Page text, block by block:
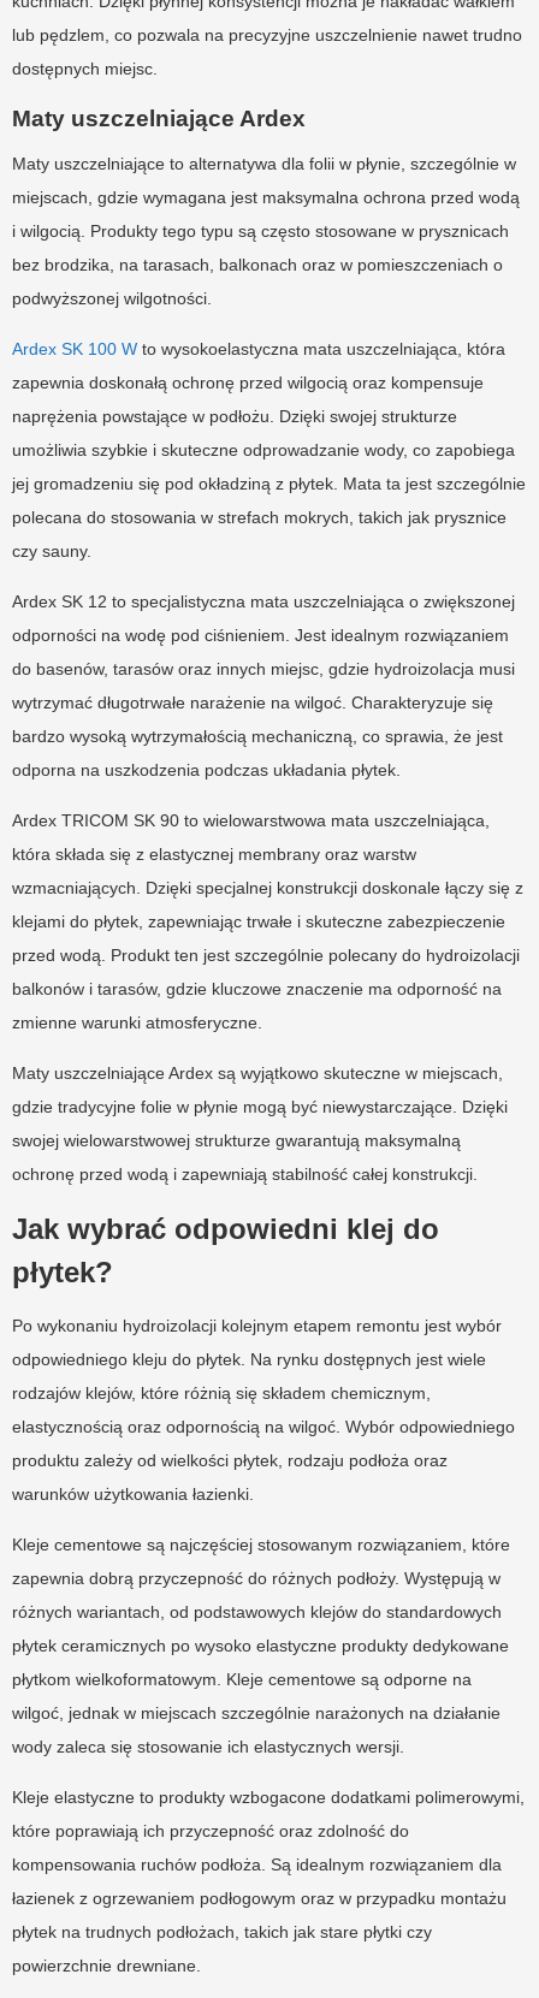
lub pędzlem, co pozwala na precyzyjne uszczelnienie nawet trudno
dostępnych miejsc.
Maty uszczelniające Ardex
Maty uszczelniające to alternatywa dla folii w płynie, szczególnie w
miejscach, gdzie wymagana jest maksymalna ochrona przed wodą
i wilgocią. Produkty tego typu są często stosowane w prysznicach
bez brodzika, na tarasach, balkonach oraz w pomieszczeniach o
podwyższonej wilgotności.
Ardex SK 100 W to wysokoelastyczna mata uszczelniająca, która
zapewnia doskonałą ochronę przed wilgocią oraz kompensuje
naprężenia powstające w podłożu. Dzięki swojej strukturze
umożliwia szybkie i skuteczne odprowadzanie wody, co zapobiega
jej gromadzeniu się pod okładziną z płytek. Mata ta jest szczególnie
polecana do stosowania w strefach mokrych, takich jak prysznice
czy sauny.
Ardex SK 12 to specjalistyczna mata uszczelniająca o zwiększonej
odporności na wodę pod ciśnieniem. Jest idealnym rozwiązaniem
do basenów, tarasów oraz innych miejsc, gdzie hydroizolacja musi
wytrzymać długotrwałe narażenie na wilgoć. Charakteryzuje się
bardzo wysoką wytrzymałością mechaniczną, co sprawia, że jest
odporna na uszkodzenia podczas układania płytek.
Ardex TRICOM SK 90 to wielowarstwowa mata uszczelniająca,
która składa się z elastycznej membrany oraz warstw
wzmacniających. Dzięki specjalnej konstrukcji doskonale łączy się z
klejami do płytek, zapewniając trwałe i skuteczne zabezpieczenie
przed wodą. Produkt ten jest szczególnie polecany do hydroizolacji
balkonów i tarasów, gdzie kluczowe znaczenie ma odporność na
zmienne warunki atmosferyczne.
Maty uszczelniające Ardex są wyjątkowo skuteczne w miejscach,
gdzie tradycyjne folie w płynie mogą być niewystarczające. Dzięki
swojej wielowarstwowej strukturze gwarantują maksymalną
ochronę przed wodą i zapewniają stabilność całej konstrukcji.
Jak wybrać odpowiedni klej do
płytek?
Po wykonaniu hydroizolacji kolejnym etapem remontu jest wybór
odpowiedniego kleju do płytek. Na rynku dostępnych jest wiele
rodzajów klejów, które różnią się składem chemicznym,
elastycznością oraz odpornością na wilgoć. Wybór odpowiedniego
produktu zależy od wielkości płytek, rodzaju podłoża oraz
warunków użytkowania łazienki.
Kleje cementowe są najczęściej stosowanym rozwiązaniem, które
zapewnia dobrą przyczepność do różnych podłoży. Występują w
różnych wariantach, od podstawowych klejów do standardowych
płytek ceramicznych po wysoko elastyczne produkty dedykowane
płytkom wielkoformatowym. Kleje cementowe są odporne na
wilgoć, jednak w miejscach szczególnie narażonych na działanie
wody zaleca się stosowanie ich elastycznych wersji.
Kleje elastyczne to produkty wzbogacone dodatkami polimerowymi,
które poprawiają ich przyczepność oraz zdolność do
kompensowania ruchów podłoża. Są idealnym rozwiązaniem dla
łazienek z ogrzewaniem podłogowym oraz w przypadku montażu
płytek na trudnych podłożach, takich jak stare płytki czy
powierzchnie drewniane.